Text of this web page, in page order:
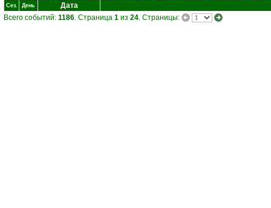
Сез. День
Дата
Всего событий: 1186. Страница 1 из 24. Страницы: